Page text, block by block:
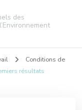
des
Conditions de
résultats